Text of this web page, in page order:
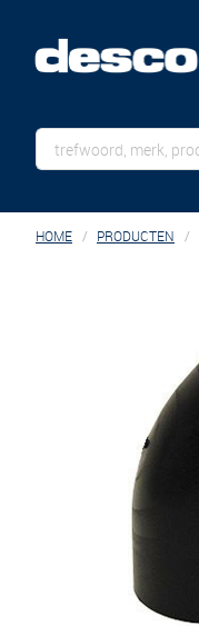
HOME PRODUCTEN